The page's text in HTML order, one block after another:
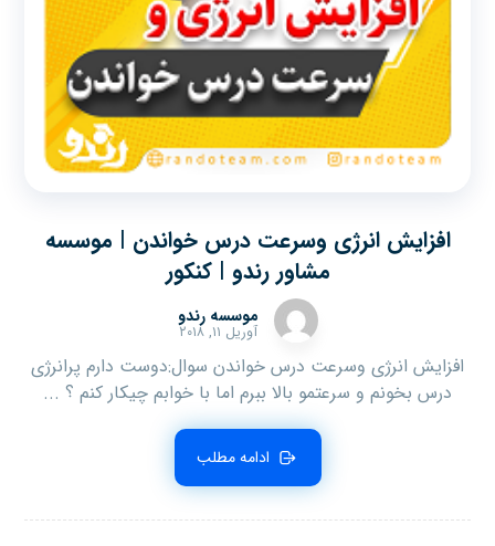
افزایش انرژی وسرعت درس خواندن | موسسه
مشاور رندو | کنکور
موسسه رندو
آوریل ۱۱, ۲۰۱۸
افزایش انرژی وسرعت درس خواندن سوال:دوست دارم پرانرژی
درس بخونم و سرعتمو بالا ببرم اما با خوابم چیکار کنم ؟ ...
ادامه مطلب